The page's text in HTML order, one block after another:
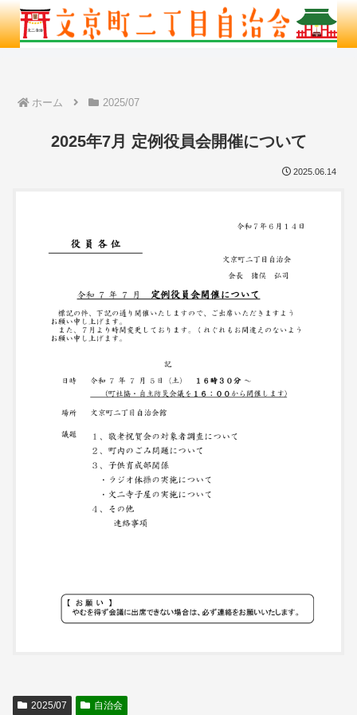
ホーム 2025/07
2025年7月 定例役員会開催について
2025.06.14
2025/07 自治会